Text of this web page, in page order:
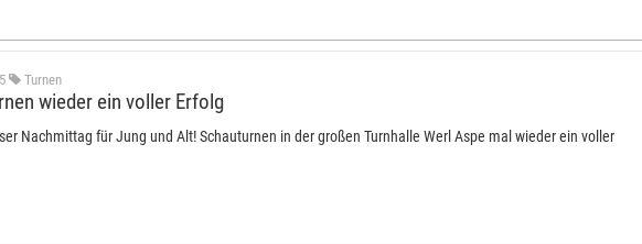
Turnen
wieder ein voller Erfolg
Nachmittag für Jung und Alt! Schauturnen in der großen Turnhalle Werl Aspe mal wieder ein voller